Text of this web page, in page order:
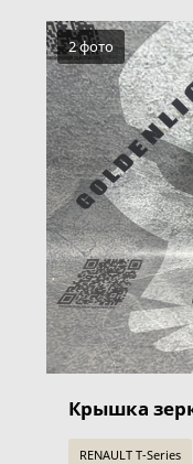
2 фото
Крышка
RENAULT T-Series